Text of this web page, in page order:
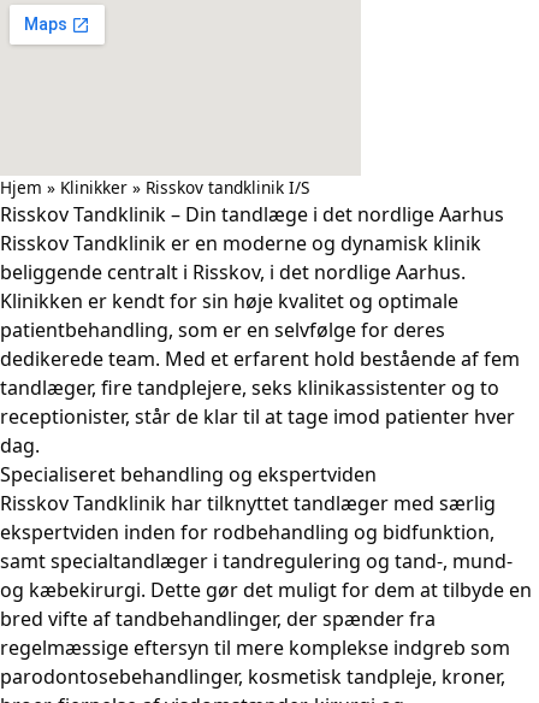
Hjem » Klinikker » Risskov tandklinik I/S
Risskov Tandklinik – Din tandlæge i det nordlige Aarhus
Risskov Tandklinik er en moderne og dynamisk klinik
beliggende centralt i Risskov, i det nordlige Aarhus.
Klinikken er kendt for sin høje kvalitet og optimale
patientbehandling, som er en selvfølge for deres
dedikerede team. Med et erfarent hold bestående af fem
tandlæger, fire tandplejere, seks klinikassistenter og to
receptionister, står de klar til at tage imod patienter hver
dag.
Specialiseret behandling og ekspertviden
Risskov Tandklinik har tilknyttet tandlæger med særlig
ekspertviden inden for rodbehandling og bidfunktion,
samt specialtandlæger i tandregulering og tand-, mund-
og kæbekirurgi. Dette gør det muligt for dem at tilbyde en
bred vifte af tandbehandlinger, der spænder fra
regelmæssige eftersyn til mere komplekse indgreb som
parodontosebehandlinger, kosmetisk tandpleje, kroner,